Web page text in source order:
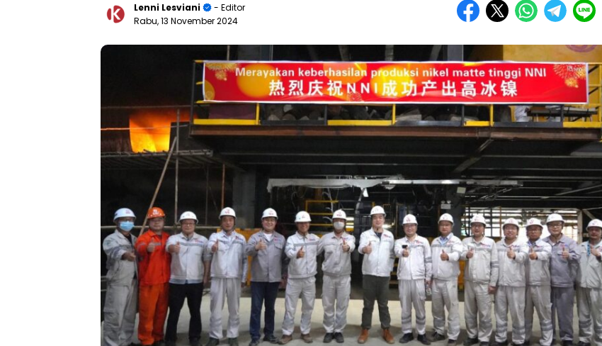
Lenni Lesviani
- Editor
Rabu, 13 November 2024